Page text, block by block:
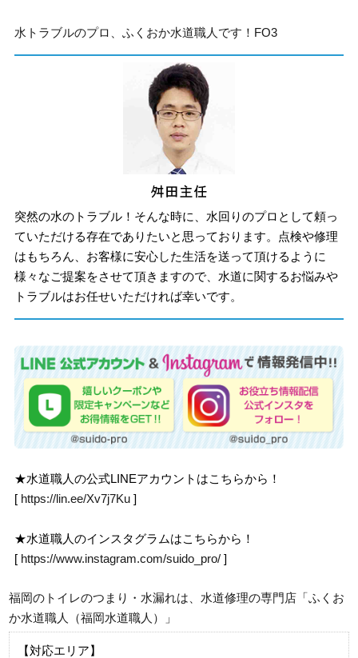
水トラブルのプロ、ふくおか水道職人です！FO3
突然の水のトラブル！そんな時に、水回りのプロとして頼っ
ていただける存在でありたいと思っております。点検や修理
はもちろん、お客様に安心した生活を送って頂けるように
様々なご提案をさせて頂きますので、水道に関するお悩みや
トラブルはお任せいただければ幸いです。
★水道職人の公式LINEアカウントはこちらから！
[ https://lin.ee/Xv7j7Ku ]
★水道職人のインスタグラムはこちらから！
[ https://www.instagram.com/suido_pro/ ]
福岡のトイレのつまり・水漏れは、水道修理の専門店「ふくお
か水道職人（福岡水道職人）」
【対応エリア】